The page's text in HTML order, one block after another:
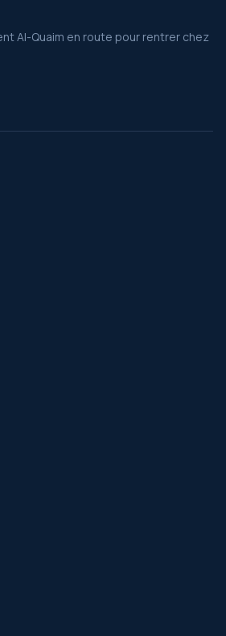
Al-Quaim en route pour rentrer chez